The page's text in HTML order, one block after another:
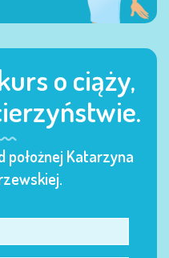
o ciąży,
położnej Katarzyna